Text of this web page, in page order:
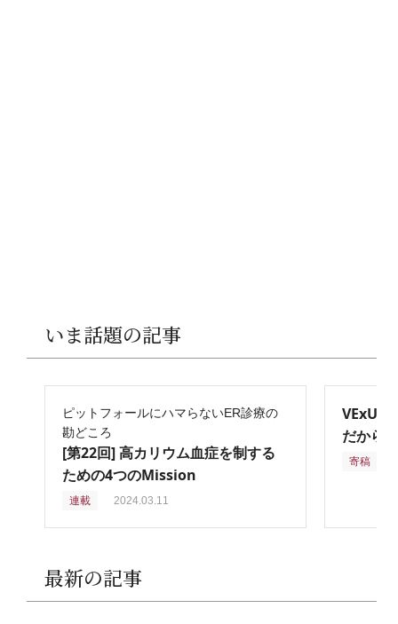
いま話題の記事
ピットフォールにハマらないER診療の
勘どころ
[第22回] 高カリウム血症を制する
ための4つのMission
連載 2024.03.11
VExUS
だから
寄稿
最新の記事